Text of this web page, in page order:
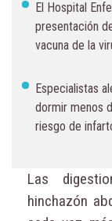
El Hospital
presentación
vacuna de la
Especialistas
dormir menos
riesgo de
Las
hinchazón